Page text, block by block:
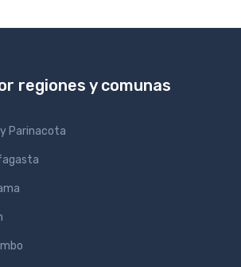
regiones y comunas
Parinacota